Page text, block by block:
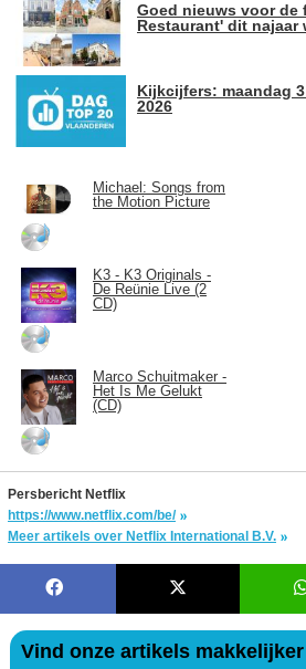
Goed nieuws voor de
Restaurant' dit najaar
Kijkcijfers: maandag
2026
Michael: Songs from
the Motion Picture
K3 - K3 Originals -
De Reünie Live (2
CD)
Marco Schuitmaker -
Het Is Me Gelukt
(CD)
Persbericht Netflix
https://www.netflix.com/be/
Meer artikels over Netflix International B.V.
Vind onze artikels